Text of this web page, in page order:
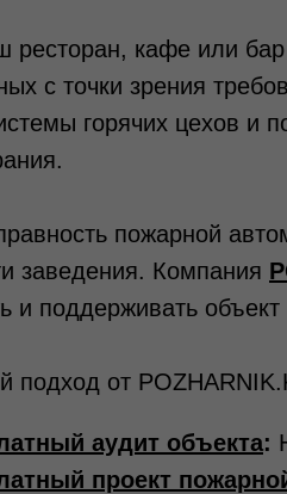
ресторан, кафе или
с точки зрения
горячих цехов и
пожарной
заведения. Компания
и поддерживать
подход от
аудит объекта:
проект